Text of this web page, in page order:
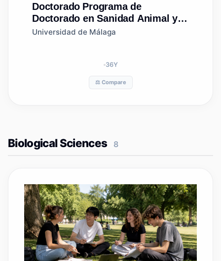
Doctorado Programa de
Doctorado en Sanidad Animal y
Seguridad Alimentaria
Universidad de Málaga
36Y
⚖️ Compare
Biological Sciences 8